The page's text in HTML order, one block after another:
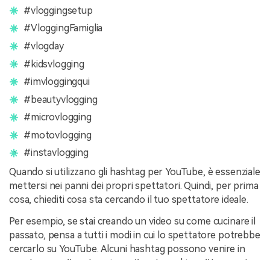
#vloggingsetup
#VloggingFamiglia
#vlogday
#kidsvlogging
#imvloggingqui
#beautyvlogging
#microvlogging
#motovlogging
#instavlogging
Quando si utilizzano gli hashtag per YouTube, è essenziale
mettersi nei panni dei propri spettatori. Quindi, per prima
cosa, chiediti cosa sta cercando il tuo spettatore ideale.
Per esempio, se stai creando un video su come cucinare il
passato, pensa a tutti i modi in cui lo spettatore potrebbe
cercarlo su YouTube. Alcuni hashtag possono venire in